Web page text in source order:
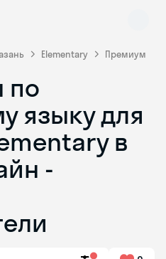
Elementary Премиум
по
языку для
в
-